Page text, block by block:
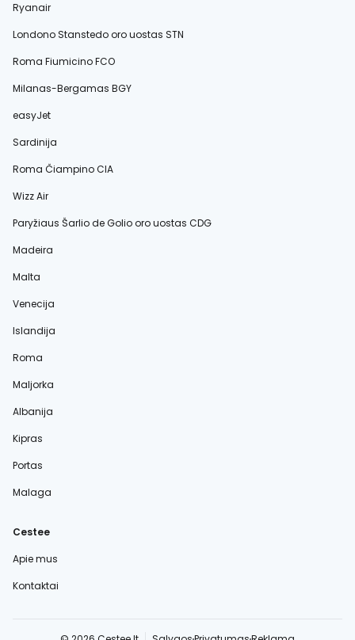
Ryanair
Londono Stanstedo oro uostas STN
Roma Fiumicino FCO
Milanas-Bergamas BGY
easyJet
Sardinija
Roma Čiampino CIA
Wizz Air
Paryžiaus Šarlio de Golio oro uostas CDG
Madeira
Malta
Venecija
Islandija
Roma
Maljorka
Albanija
Kipras
Portas
Malaga
Cestee
Apie mus
Kontaktai